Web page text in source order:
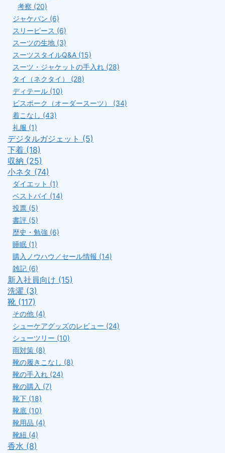
考察 (20)
ジャケパン (6)
スリーピース (6)
スーツの生地 (3)
スーツスタイルQ&A (15)
スーツ・ジャケットの手入れ (28)
タイ（ネクタイ） (28)
ディテール (10)
ビスポーク（オーダースーツ） (34)
着こなし (43)
礼服 (1)
デジタルガジェット (5)
下着 (18)
収納 (25)
小ネタ (74)
ダイエット (1)
ベストバイ (14)
投票 (5)
書評 (5)
歴史・勉強 (6)
睡眠 (1)
購入ノウハウ／セール情報 (14)
雑記 (6)
新入社員向け (15)
洗濯 (3)
靴 (117)
その他 (4)
シューケアグッズのレビュー (24)
シューツリー (10)
雨対策 (8)
靴の履きこなし (8)
靴の手入れ (24)
靴の購入 (7)
靴下 (18)
靴底 (10)
靴用品 (4)
靴紐 (4)
香水 (8)